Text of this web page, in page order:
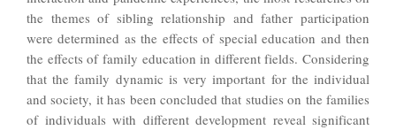
the themes of sibling relationship and father participation
were determined as the effects of special education and then
the effects of family education in different fields. Considering
that the family dynamic is very important for the individual
and society, it has been concluded that studies on the families
of individuals with different development reveal significant